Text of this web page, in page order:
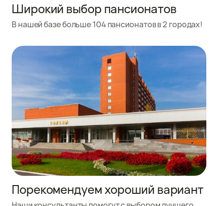
Широкий выбор пансионатов
В нашей базе больше 104 пансионатов в 2 городах!
Порекомендуем хороший вариант